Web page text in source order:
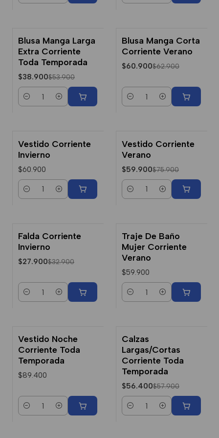
-28% Dcto.
Blusa Manga Larga
Extra Corriente
Toda Temporada
$38.900$53.900
Cantidad
-3% Dcto.
Blusa Manga Corta
Corriente Verano
$60.900$62.900
Cantidad
Vestido Corriente
Invierno
$60.900
Cantidad
-21% Dcto.
Vestido Corriente
Verano
$59.900$75.900
Cantidad
-15% Dcto.
Falda Corriente
Invierno
$27.900$32.900
Cantidad
Traje De Baño
Mujer Corriente
Verano
$59.900
Cantidad
Vestido Noche
Corriente Toda
Temporada
$89.400
Cantidad
-3% Dcto.
Calzas
Largas/Cortas
Corriente Toda
Temporada
$56.400$57.900
Cantidad